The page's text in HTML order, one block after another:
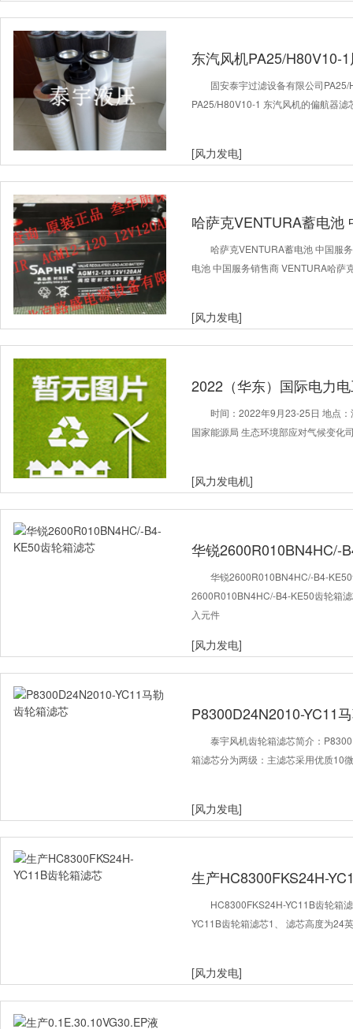
东汽风机PA25/H80V10-
固安泰宇过滤设备有限公司
PA25/H80V10-1 东汽风机的偏航器
[风力发电]
哈萨克VENTURA蓄电池
VENTURA
哈萨克VENTURA蓄电池 中国服
电池 中国服务销售商 VENTURA哈萨
[风力发电]
2022（华东）国际电力
时间：2022年9月23-25日 地点
国家能源局 生态环境部应对气候变化
[风力发电机]
华锐2600R010BN4HC/-
华锐2600R010BN4HC/-B4-
2600R010BN4HC/-B4-KE50齿轮箱
入元件
[风力发电]
P8300D24N2010-YC11
泰宇风机齿轮箱滤芯简介：
箱滤芯分为两级：主滤芯采用优质10
[风力发电]
生产HC8300FKS24H-
HC8300FKS24H-YC11B齿轮箱
YC11B齿轮箱滤芯1、 滤芯高度为24
[风力发电]